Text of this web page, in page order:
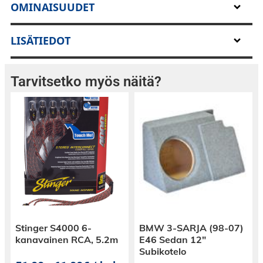
1982-2002 GM
1974-2000 MOPAR
1979-1991 Ford
Tarkista tästä saatavillla olevien eri
runkoyksiköiden ominaisuudet ja
eroavaisuudet.
Laguna 359€
Aux liitäntä (1)
Näytön väri (valkoinen)
OMINAISUUDET
LISÄTIEDOT
Tarvitsetko myös näitä?
Stinger S4000 6-
kanavainen RCA, 5.2m
BMW 3-SARJA (98-07)
E46 Sedan 12″
Subikotelo